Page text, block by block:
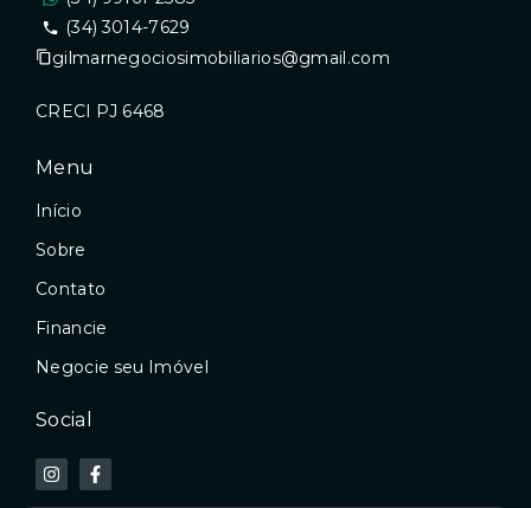
(34) 3014-7629
gilmarnegociosimobiliarios@gmail.com
CRECI PJ 6468
Menu
Início
Sobre
Contato
Financie
Negocie seu Imóvel
Social